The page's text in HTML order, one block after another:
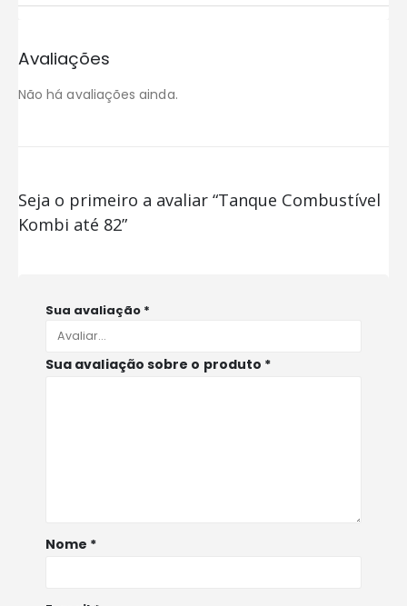
Avaliações
Não há avaliações ainda.
Seja o primeiro a avaliar “Tanque Combustível
Kombi até 82”
Sua avaliação *
Sua avaliação sobre o produto *
Nome *